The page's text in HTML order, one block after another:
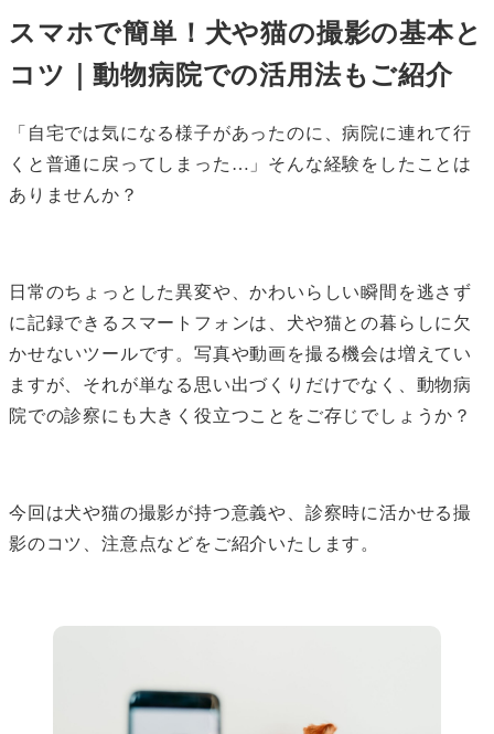
スマホで簡単！犬や猫の撮影の基本と
コツ｜動物病院での活用法もご紹介
「自宅では気になる様子があったのに、病院に連れて行
くと普通に戻ってしまった…」そんな経験をしたことは
ありませんか？
日常のちょっとした異変や、かわいらしい瞬間を逃さず
に記録できるスマートフォンは、犬や猫との暮らしに欠
かせないツールです。写真や動画を撮る機会は増えてい
ますが、それが単なる思い出づくりだけでなく、動物病
院での診察にも大きく役立つことをご存じでしょうか？
今回は犬や猫の撮影が持つ意義や、診察時に活かせる撮
影のコツ、注意点などをご紹介いたします。